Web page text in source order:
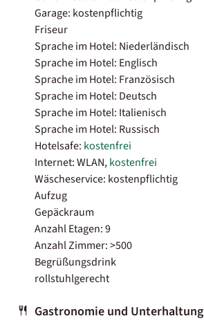
Garage: kostenpflichtig
Friseur
Sprache im Hotel: Niederländisch
Sprache im Hotel: Englisch
Sprache im Hotel: Französisch
Sprache im Hotel: Deutsch
Sprache im Hotel: Italienisch
Sprache im Hotel: Russisch
Hotelsafe: kostenfrei
Internet: WLAN,kostenfrei
Wäscheservice: kostenpflichtig
Aufzug
Gepäckraum
Anzahl Etagen: 9
Anzahl Zimmer: >500
Begrüßungsdrink
rollstuhlgerecht
Gastronomie und Unterhaltung